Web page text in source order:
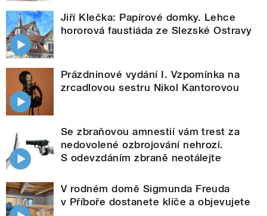
Jiří Klečka: Papírové domky. Lehce
hororová faustiáda ze Slezské Ostravy
Prázdninové vydání I. Vzpomínka na
zrcadlovou sestru Nikol Kantorovou
Se zbraňovou amnestií vám trest za
nedovolené ozbrojování nehrozí.
S odevzdáním zbraně neotálejte
V rodném domě Sigmunda Freuda
v Příboře dostanete klíče a objevujete